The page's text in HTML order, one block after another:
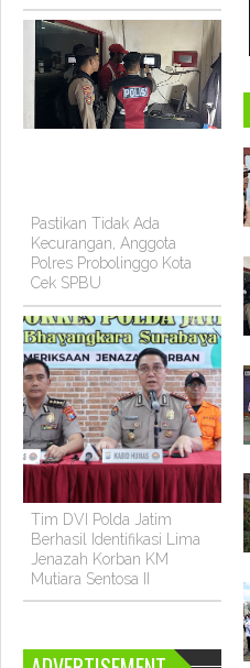
Pastikan Tidak Ada
Kecurangan, Anggota
Polres Probolinggo Kota
Cek SPBU
Tim DVI Polda Jatim
Berhasil Identifikasi Lima
Jenazah Korban KM
Mutiara Sentosa II